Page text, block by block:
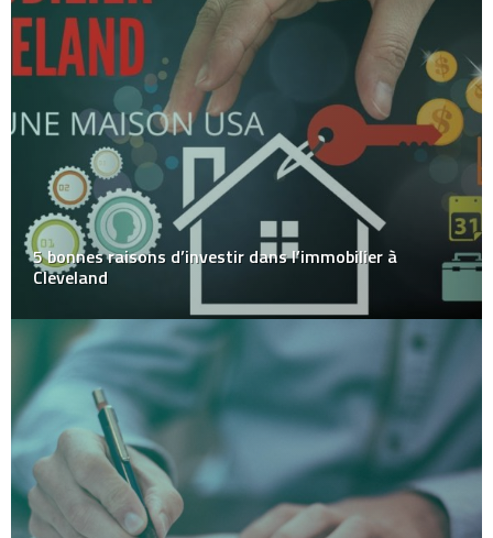
5 bonnes raisons d’investir dans l’immobilier à
Cleveland